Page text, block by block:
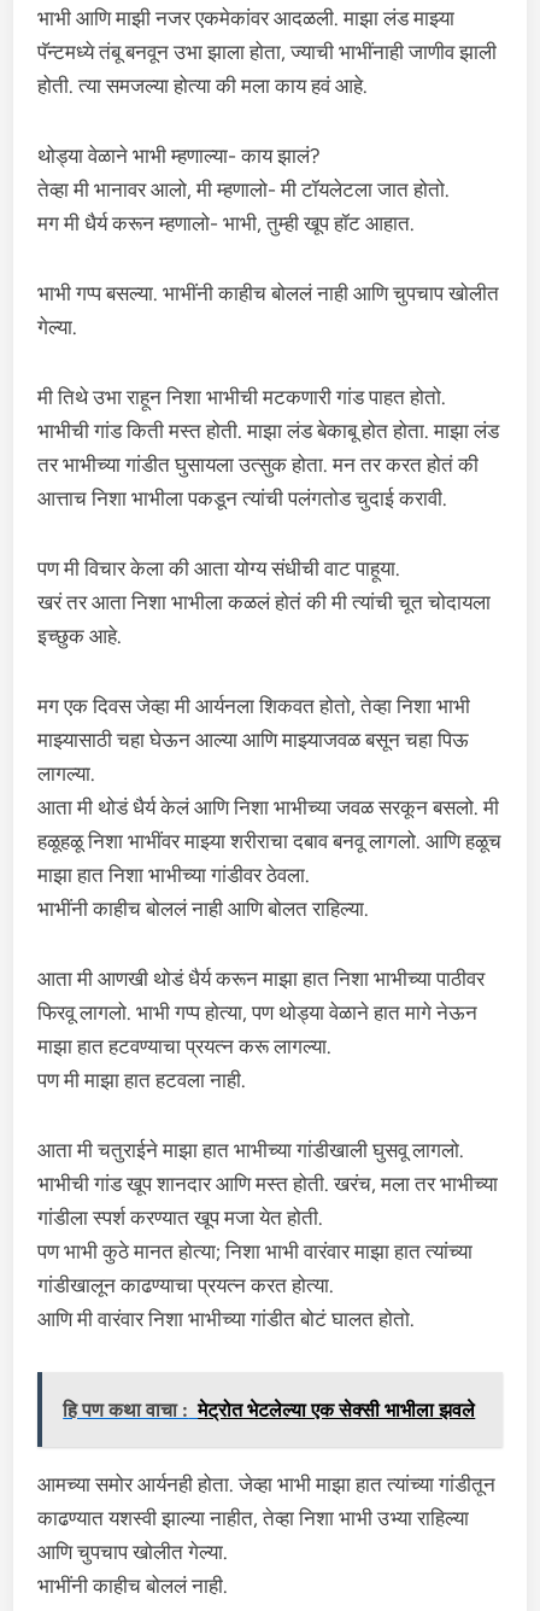
भाभी आणि माझी नजर एकमेकांवर आदळली. माझा लंड माझ्या
पॅन्टमध्ये तंबू बनवून उभा झाला होता, ज्याची भाभींनाही जाणीव झाली
होती. त्या समजल्या होत्या की मला काय हवं आहे.
थोड्या वेळाने भाभी म्हणाल्या- काय झालं?
तेव्हा मी भानावर आलो, मी म्हणालो- मी टॉयलेटला जात होतो.
मग मी धैर्य करून म्हणालो- भाभी, तुम्ही खूप हॉट आहात.
भाभी गप्प बसल्या. भाभींनी काहीच बोललं नाही आणि चुपचाप खोलीत
गेल्या.
मी तिथे उभा राहून निशा भाभीची मटकणारी गांड पाहत होतो.
भाभीची गांड किती मस्त होती. माझा लंड बेकाबू होत होता. माझा लंड
तर भाभीच्या गांडीत घुसायला उत्सुक होता. मन तर करत होतं की
आत्ताच निशा भाभीला पकडून त्यांची पलंगतोड चुदाई करावी.
पण मी विचार केला की आता योग्य संधीची वाट पाहूया.
खरं तर आता निशा भाभीला कळलं होतं की मी त्यांची चूत चोदायला
इच्छुक आहे.
मग एक दिवस जेव्हा मी आर्यनला शिकवत होतो, तेव्हा निशा भाभी
माझ्यासाठी चहा घेऊन आल्या आणि माझ्याजवळ बसून चहा पिऊ
लागल्या.
आता मी थोडं धैर्य केलं आणि निशा भाभीच्या जवळ सरकून बसलो. मी
हळूहळू निशा भाभींवर माझ्या शरीराचा दबाव बनवू लागलो. आणि हळूच
माझा हात निशा भाभीच्या गांडीवर ठेवला.
भाभींनी काहीच बोललं नाही आणि बोलत राहिल्या.
आता मी आणखी थोडं धैर्य करून माझा हात निशा भाभीच्या पाठीवर
फिरवू लागलो. भाभी गप्प होत्या, पण थोड्या वेळाने हात मागे नेऊन
माझा हात हटवण्याचा प्रयत्न करू लागल्या.
पण मी माझा हात हटवला नाही.
आता मी चतुराईने माझा हात भाभीच्या गांडीखाली घुसवू लागलो.
भाभीची गांड खूप शानदार आणि मस्त होती. खरंच, मला तर भाभीच्या
गांडीला स्पर्श करण्यात खूप मजा येत होती.
पण भाभी कुठे मानत होत्या; निशा भाभी वारंवार माझा हात त्यांच्या
गांडीखालून काढण्याचा प्रयत्न करत होत्या.
आणि मी वारंवार निशा भाभीच्या गांडीत बोटं घालत होतो.
हि पण कथा वाचा : मेट्रोत भेटलेल्या एक सेक्सी भाभीला झवले
आमच्या समोर आर्यनही होता. जेव्हा भाभी माझा हात त्यांच्या गांडीतून
काढण्यात यशस्वी झाल्या नाहीत, तेव्हा निशा भाभी उभ्या राहिल्या
आणि चुपचाप खोलीत गेल्या.
भाभींनी काहीच बोललं नाही.